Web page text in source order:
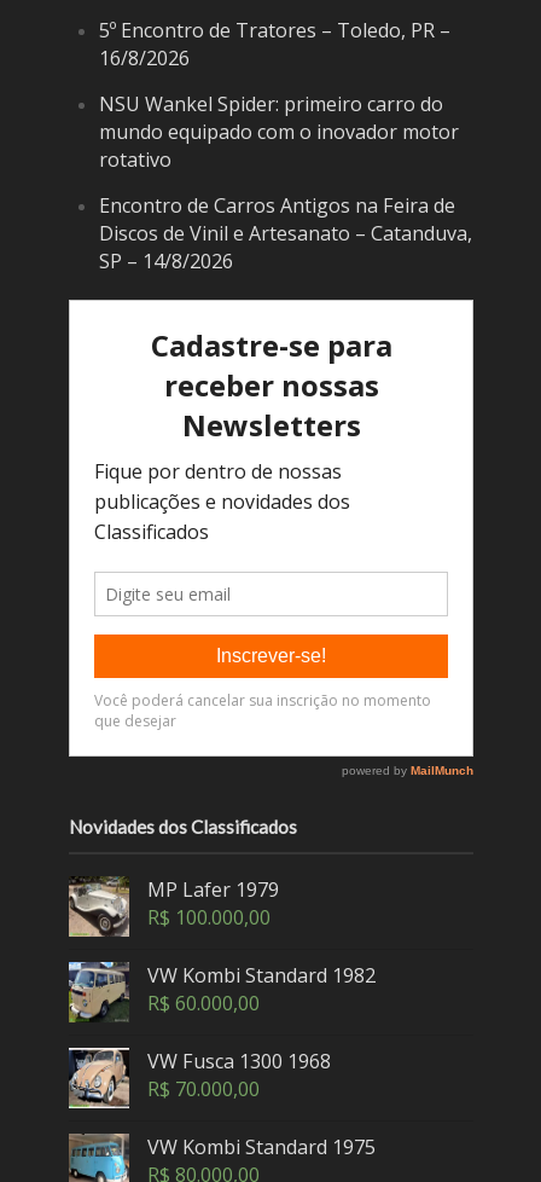
5º Encontro de Tratores – Toledo, PR –
16/8/2026
NSU Wankel Spider: primeiro carro do
mundo equipado com o inovador motor
rotativo
Encontro de Carros Antigos na Feira de
Discos de Vinil e Artesanato – Catanduva,
SP – 14/8/2026
Novidades dos Classificados
MP Lafer 1979
R$ 100.000,00
VW Kombi Standard 1982
R$ 60.000,00
VW Fusca 1300 1968
R$ 70.000,00
VW Kombi Standard 1975
R$ 80.000,00